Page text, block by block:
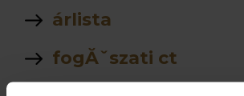
árlista
fogĂˇszati ct